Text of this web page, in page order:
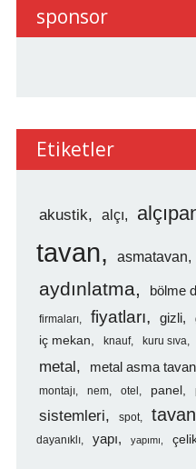
sponsor
Etiketler
akustik alçı
tavan
asmatavan
aydınlatma bölme
firmaları fiyatları gizli
iç mekan knauf kuru sıva
metal metal asma tavan
montajı
nem otel panel
sistemleri spot tavan
dayanıklı
yapı yapımı